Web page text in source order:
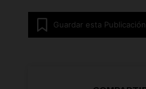
Guardar esta Publicación